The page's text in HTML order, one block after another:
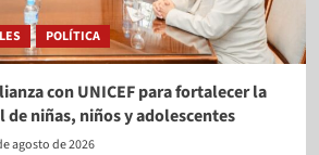
POLÍTICA
con UNICEF para fortalecer la
niñas, niños y adolescentes
agosto de 2026